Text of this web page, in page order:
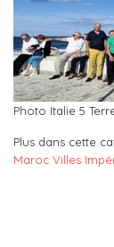
Photo Italie 5
Plus dans cette
Maroc Villes